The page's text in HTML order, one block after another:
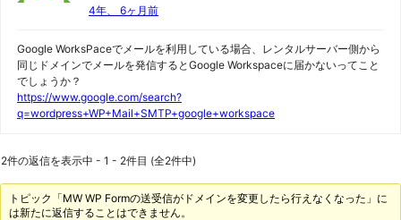
4年、 6ヶ月前
Google WorksPaceでメールを利用している場合、レンタルサーバー側から
同じドメインでメールを発信するとGoogle Workspaceに届かないってこと
でしょうか？
https://www.google.com/search?
q=wordpress+WP+Mail+SMTP+google+workspace
2件の返信を表示中 - 1 - 2件目 (全2件中)
トピック「MW WP Formの送受信がドメインを変更したら行えなくなった」に
は新たに返信することはできません。